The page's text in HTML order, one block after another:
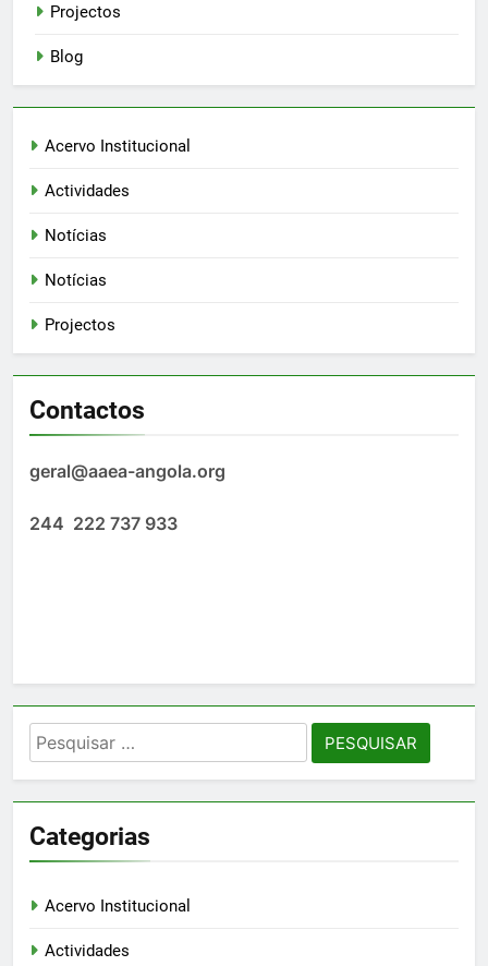
Projectos
Blog
Acervo Institucional
Actividades
Notícias
Notícias
Projectos
Contactos
geral@aaea-angola.org
244 222 737 933
Pesquisar
por:
Categorias
Acervo Institucional
Actividades